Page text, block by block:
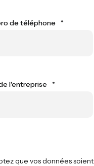
de téléphone *
l'entreprise *
que vos données soient